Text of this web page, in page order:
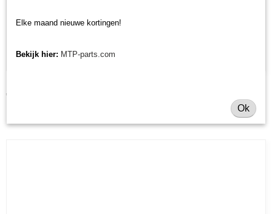
€ 29,83
Elke maand nieuwe kortingen!
Bekijk hier: MTP-parts.com
Ok